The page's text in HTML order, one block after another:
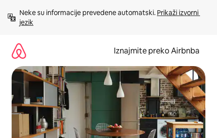
sadržaj
Neke su informacije prevedene automatski. Prikaži izvorni
jezik
Iznajmite preko Airbnba